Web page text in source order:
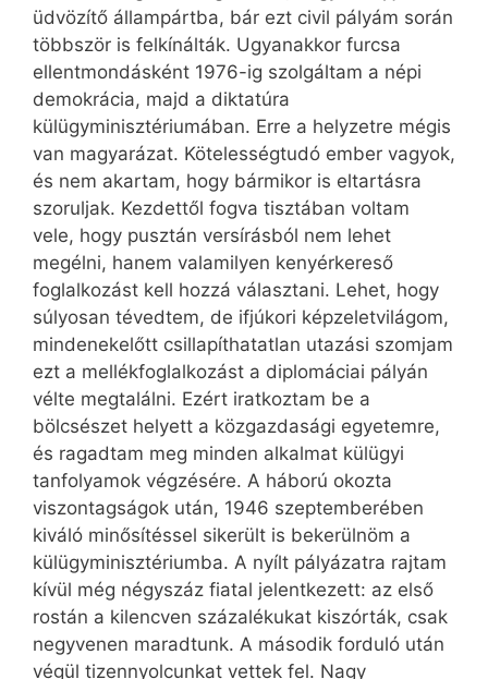
üdvözítő állampártba, bár ezt civil pályám során
többször is felkínálták. Ugyanakkor furcsa
ellentmondásként 1976-ig szolgáltam a népi
demokrácia, majd a diktatúra
külügyminisztériumában. Erre a helyzetre mégis
van magyarázat. Kötelességtudó ember vagyok,
és nem akartam, hogy bármikor is eltartásra
szoruljak. Kezdettől fogva tisztában voltam
vele, hogy pusztán versírásból nem lehet
megélni, hanem valamilyen kenyérkereső
foglalkozást kell hozzá választani. Lehet, hogy
súlyosan tévedtem, de ifjúkori képzeletvilágom,
mindenekelőtt csillapíthatatlan utazási szomjam
ezt a mellékfoglalkozást a diplomáciai pályán
vélte megtalálni. Ezért iratkoztam be a
bölcsészet helyett a közgazdasági egyetemre,
és ragadtam meg minden alkalmat külügyi
tanfolyamok végzésére. A háború okozta
viszontagságok után, 1946 szeptemberében
kiváló minősítéssel sikerült is bekerülnöm a
külügyminisztériumba. A nyílt pályázatra rajtam
kívül még négyszáz fiatal jelentkezett: az első
rostán a kilencven százalékukat kiszórták, csak
negyvenen maradtunk. A második forduló után
végül tizennyolcunkat vettek fel. Nagy